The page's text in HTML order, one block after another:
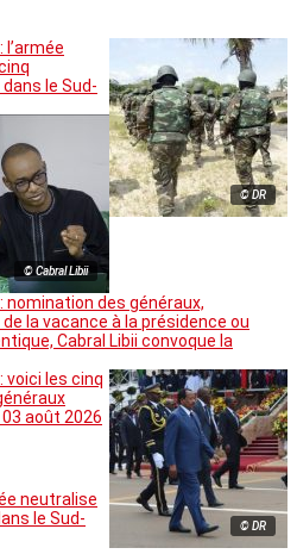
© DR
l’armée
le Sud-
© Cabral Libii
nomination des généraux,
la vacance à la présidence ou
Cabral Libii convoque la
© DR
voici les cinq
août 2026
neutralise
le Sud-